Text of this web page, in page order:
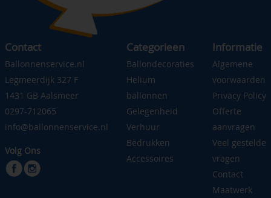
Contact
Ballonnenservice.nl
Legmeerdijk 327 F
1431 GB Aalsmeer
0297-712065
info@ballonnenservice.nl
Volg Ons
Categorieen
Ballondecoraties
Helium
ballonnen
Gelegenheid
Verhuur
Bedrukken
Accessoires
Informatie
Algemene
voorwaarden
Privacy Policy
Offerte
aanvragen
Veel gestelde
vragen
Contact
Maatwerk